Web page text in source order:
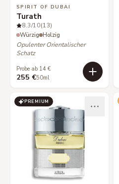
SPIRIT OF DUBAI
Turath
8.3/10(13)
Würzig Holzig
Opulenter Orientalischer
Schatz
Probe ab 14 €
255 €50ml
PREMIUM